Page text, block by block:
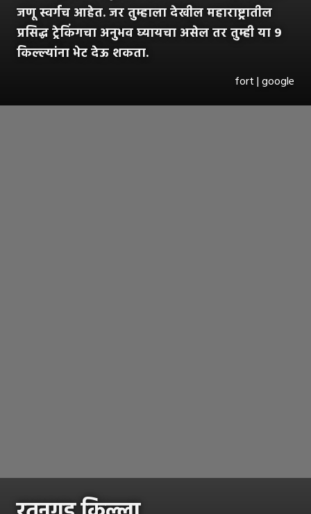
जणू स्वर्गच आहेत. जर तुम्हाला देखील महाराष्ट्रातील
प्रसिद्ध ट्रेकिंगचा अनुभव घ्यायचा असेल तर तुम्ही या ९
किल्ल्यांना भेट देऊ शकता.
fort | google